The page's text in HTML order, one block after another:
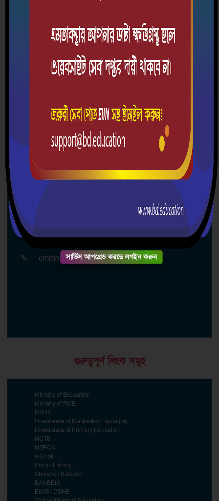
বিষয় শিক্ষাবর্ষ
সার্ভিস আপগ্রেড করতে লগইন করুন
চরমুগরিয়া মার্চেন্টস্ উচ্চ বিদ্যালয়
উপজেলা: মাদারীপুর সদর, জেলা: মাদারীপুর, বিভাগ:
ঢাকা
cmmhsbd.education
গুরুত্বপূর্ণ লিংক সমূহ
Ministry of Education
Ministry of PME
DSHE
Directorate of Madrasha Education
Directorate of Primary Education
NCTB
NTRCA
e-Book
Public Library
Shikkhok Batayon
BANBEIS
EIMS | DSHE